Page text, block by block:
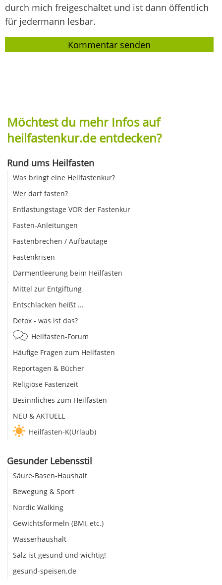
durch mich freigeschaltet und ist dann öffentlich
für jedermann lesbar.
Möchtest du mehr Infos auf
heilfastenkur.de entdecken?
Rund ums Heilfasten
Was bringt eine Heilfastenkur?
Wer darf fasten?
Entlastungstage VOR der Fastenkur
Fasten-Anleitungen
Fastenbrechen / Aufbautage
Fastenkrisen
Darmentleerung beim Heilfasten
Mittel zur Entgiftung
Entschlacken heißt ...
Detox - was ist das?
Heilfasten-Forum
Häufige Fragen zum Heilfasten
Reportagen & Bücher
Religiöse Fastenzeit
Besinnliches zum Heilfasten
NEU & AKTUELL
Heilfasten-K(Urlaub)
Gesunder Lebensstil
Säure-Basen-Haushalt
Bewegung & Sport
Nordic Walking
Gewichtsformeln (BMI, etc.)
Wasserhaushalt
Salz ist gesund und wichtig!
gesund-speisen.de